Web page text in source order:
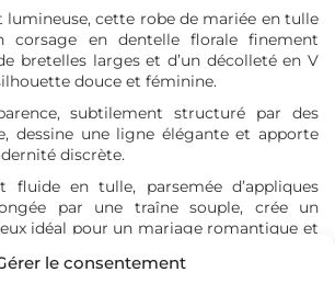
le consentement
Nuptiale 2027
Angel 2026
Angel 2027
MA SÉLECTION
produit dans votre sélection
lumineuse, cette robe de mariée en tulle
corsage en dentelle florale finement
bretelles larges et d’un décolleté en V
douce et féminine.
subtilement structuré par des
dessine une ligne élégante et apporte
discrète.
fluide en tulle, parsemée d’appliques
par une traîne souple, crée un
idéal pour un mariage romantique et